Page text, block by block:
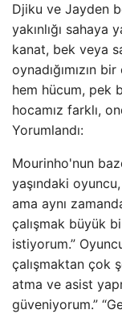
Djiku ve Jayden
yakınlığı sahaya
kanat, bek veya
oynadığımızın
hem hücum, pek
hocamız farklı,
Yorumlandı:
Mourinho'nun
yaşındaki
ama aynı
çalışmak büyük
istiyorum.”
çalışmaktan çok
atma ve asist
güveniyorum.”